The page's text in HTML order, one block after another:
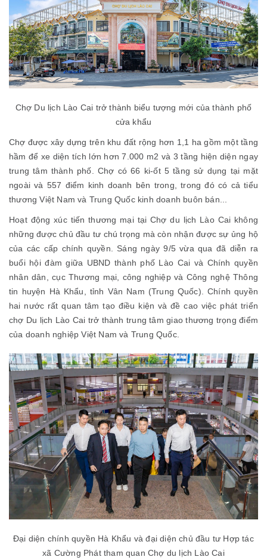
Chợ Du lịch Lào Cai trở thành biểu tượng mới của thành phố
cửa khẩu
Chợ được xây dựng trên khu đất rộng hơn 1,1 ha gồm một tầng
hầm để xe diện tích lớn hơn 7.000 m2 và 3 tầng hiện diện ngay
trung tâm thành phố. Chợ có 66 ki-ốt 5 tầng sử dụng tại mặt
ngoài và 557 điểm kinh doanh bên trong, trong đó có cả tiểu
thương Việt Nam và Trung Quốc kinh doanh buôn bán...
Hoạt động xúc tiến thương mại tại Chợ du lịch Lào Cai không
những được chủ đầu tư chú trọng mà còn nhận được sự ủng hộ
của các cấp chính quyền. Sáng ngày 9/5 vừa qua đã diễn ra
buổi hội đàm giữa UBND thành phố Lào Cai và Chính quyền
nhân dân, cục Thương mại, công nghiệp và Công nghệ Thông
tin huyện Hà Khẩu, tỉnh Vân Nam (Trung Quốc). Chính quyền
hai nước rất quan tâm tạo điều kiện và đề cao việc phát triển
chợ Du lịch Lào Cai trở thành trung tâm giao thương trọng điểm
của doanh nghiệp Việt Nam và Trung Quốc.
Đại diện chính quyền Hà Khẩu và đại diện chủ đầu tư Hợp tác
xã Cường Phát tham quan Chợ du lịch Lào Cai